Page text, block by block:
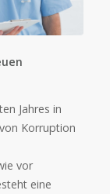
Jahres in
Korruption
vor
eine